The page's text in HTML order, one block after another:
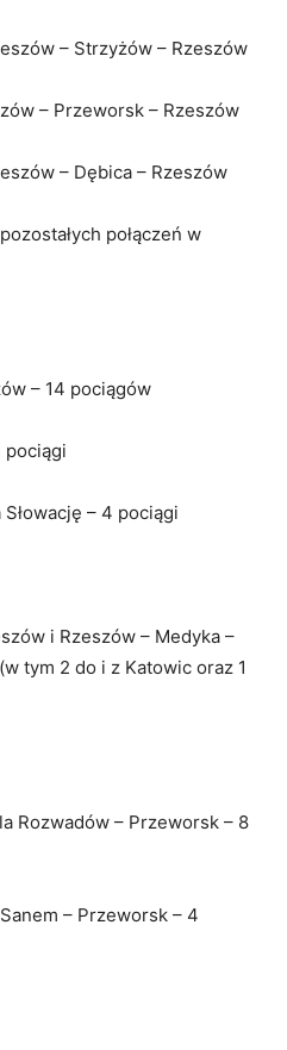
– Strzyżów – Rzeszów
– Przeworsk – Rzeszów
– Dębica – Rzeszów
połączeń w
– 14 pociągów
pociągi
– 4 pociągi
i Rzeszów – Medyka –
tym 2 do i z Katowic oraz 1
Rozwadów – Przeworsk – 8
– Przeworsk – 4